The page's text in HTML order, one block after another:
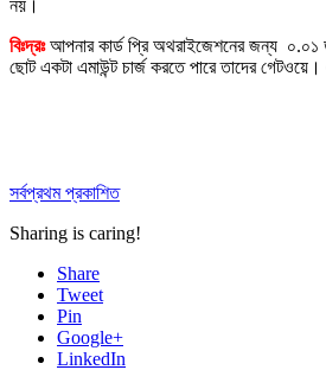
নয়।
বিঃদ্রঃআপনার কার্ড প্রি অথরাইজেশনের জন্য ০.০১
ছোট একটা এমাউন্ট চার্জ করতে পারে তাদের
সর্বপ্রথম প্রকাশিত
Sharing is caring!
Share
Tweet
Pin
Google+
LinkedIn